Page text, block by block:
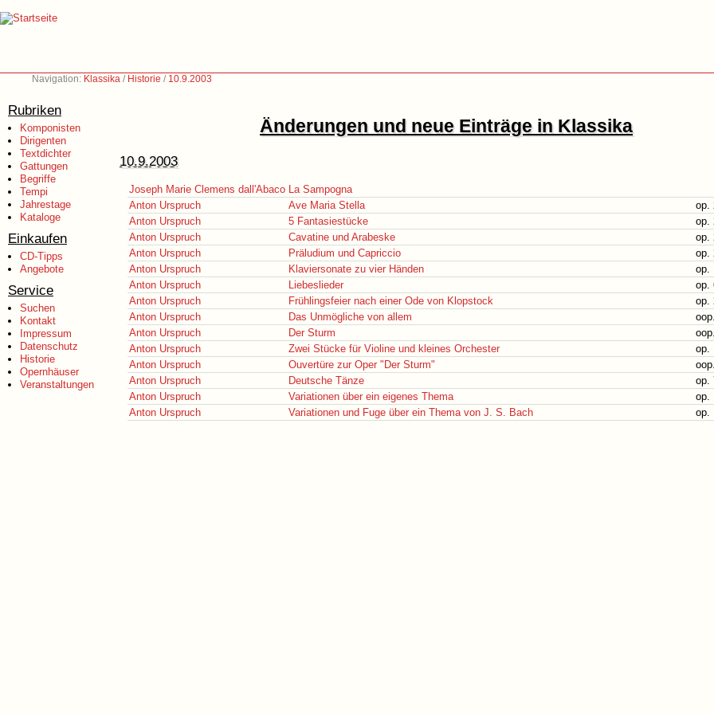
Navigation: Klassika / Historie / 10.9.2003
Rubriken
Komponisten
Dirigenten
Textdichter
Gattungen
Begriffe
Tempi
Jahrestage
Kataloge
Einkaufen
CD-Tipps
Angebote
Service
Suchen
Kontakt
Impressum
Datenschutz
Historie
Opernhäuser
Veranstaltungen
Änderungen und neue Einträge in Klassika
10.9.2003
Joseph Marie Clemens dall'Abaco La Sampogna
Anton Urspruch
Ave Maria Stella
op.
Anton Urspruch
5 Fantasiestücke
op.
Anton Urspruch
Cavatine und Arabeske
op.
Anton Urspruch
Präludium und Capriccio
op.
Anton Urspruch
Klaviersonate zu vier Händen
op.
Anton Urspruch
Liebeslieder
op.
Anton Urspruch
Frühlingsfeier nach einer Ode von Klopstock
op.
Anton Urspruch
Das Unmögliche von allem
oop.
Anton Urspruch
Der Sturm
oop.
Anton Urspruch
Zwei Stücke für Violine und kleines Orchester
op.
Anton Urspruch
Ouvertüre zur Oper "Der Sturm"
oop.
Anton Urspruch
Deutsche Tänze
op.
Anton Urspruch
Variationen über ein eigenes Thema
op.
Anton Urspruch
Variationen und Fuge über ein Thema von J. S. Bach op.